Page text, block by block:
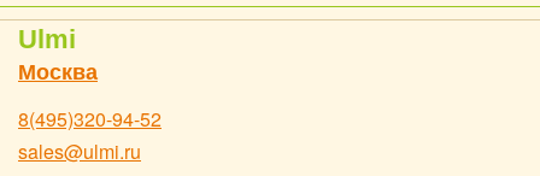
Ulmi
Москва
8(495)320-94-52
sales@ulmi.ru